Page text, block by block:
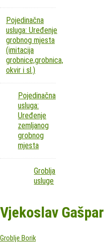
Pojedinačna
usluga: Uređenje
grobnog mjesta
(imitacija
grobnice,grobnica,
okvir i sl.)
Pojedinačna
usluga:
Uređenje
zemljanog
grobnog
mjesta
Groblja
usluge
Vjekoslav Gašpar
Groblje Borik